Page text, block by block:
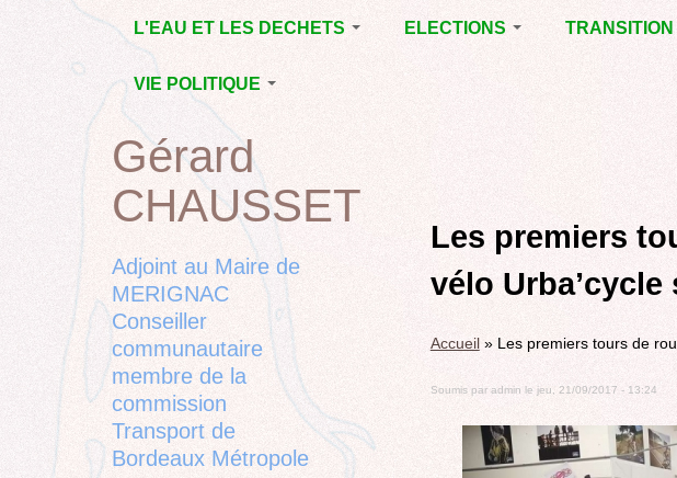
L'EAU ET LES DECHETS
ECONOMIE D’EAU,
SAGE, SÉCHERESSE
LA GESTION DES
DECHETS
CONTRAT DE L'EAU,
POLLUTIONS
ELECTIONS
DÉPARTEMENTALES
RUBRIQUE EN
CHANTIER ET A
COMPLETER
LA LUTTE
URBANISME
VIE POLITIQUE
L’ACTION POLITIQUE À
MÉRIGNAC
BORDEAUX
METROPOLE
EMPLOI, SOLIDARITES
ELECTIONS,
RUBRIQUES
DIVERSES, PETITES
PHRASES..
to
top
Les premiers
vélo Urba’cycle
Accueil » Les premiers tours de
Soumis par admin le jeu, 21/09/2017 - 13:24
Back
to
top
Gérard
CHAUSSET
Adjoint au Maire de
MERIGNAC
Conseiller
communautaire
membre de la
commission
Transport de
Bordeaux Métropole